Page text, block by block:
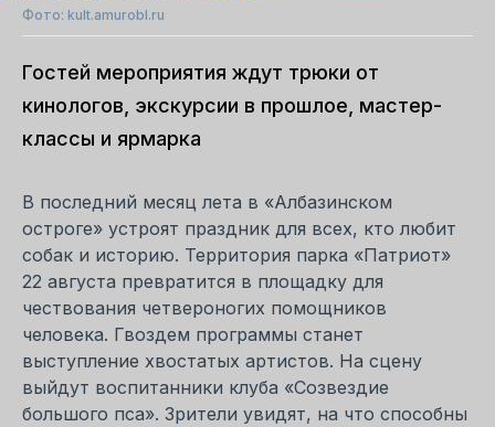
Фото: kult.amurobl.ru
Гостей мероприятия ждут трюки от
кинологов, экскурсии в прошлое, мастер-
классы и ярмарка
В последний месяц лета в «Албазинском
остроге» устроят праздник для всех, кто любит
собак и историю. Территория парка «Патриот»
22 августа превратится в площадку для
чествования четвероногих помощников
человека. Гвоздем программы станет
выступление хвостатых артистов. На сцену
выйдут воспитанники клуба «Созвездие
большого пса». Зрители увидят, на что способны